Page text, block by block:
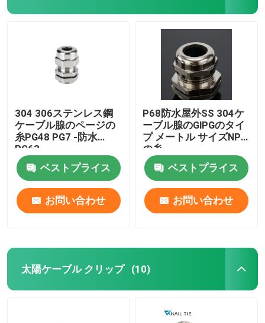
304 306ステンレス鋼
ケーブル腺のページの
糸PG48 PG7 -防水
PG63
ベストプライス
お問い合わせ
P68防水屋外SS 304ケ
ーブル腺のGlPGのタイ
プ メートル サイズNPT
の糸
ベストプライス
お問い合わせ
太陽ケーブル クリップ (10)